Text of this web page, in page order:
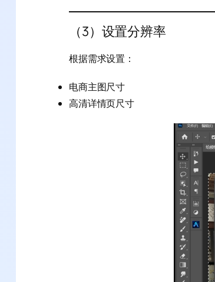
（3）设置分辨率
根据需求设置：
电商主图尺寸
高清详情页尺寸